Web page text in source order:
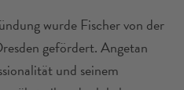
wurde Fischer von der
gefördert. Angetan
und seinem